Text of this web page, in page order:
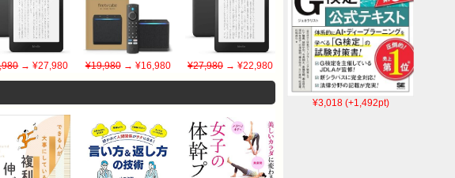
¥3,018 (+1,492pt)
→ ¥27,980 ¥19,980→ ¥16,980 ¥27,980→ ¥22,980